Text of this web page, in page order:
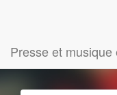
Presse et musique